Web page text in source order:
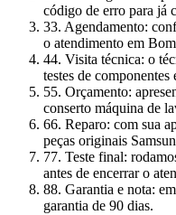
código de erro para já
33. Agendamento:
o atendimento em
44. Visita técnica: o
testes de
55. Orçamento:
conserto máquina de
66. Reparo: com sua
peças originais
77. Teste final:
antes de encerrar o
88. Garantia e nota:
garantia de 90 dias.